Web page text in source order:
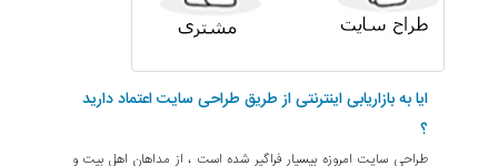
ایا به بازاریابی اینترنتی از طریق طراحی سایت اعتماد دارید
؟
طراحی سایت امروزه بیسیار فراگیر شده است ، از مداهان اهل بیت و